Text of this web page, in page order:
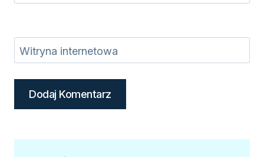
Witryna internetowa